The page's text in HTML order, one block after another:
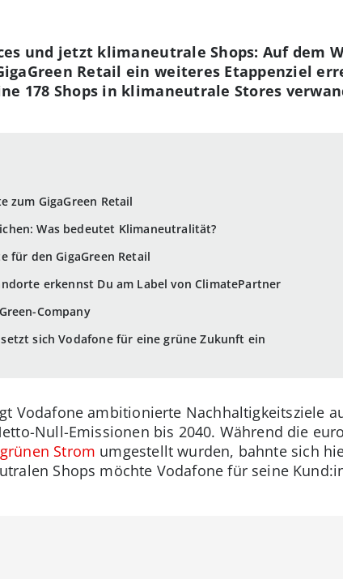
zum GigaGreen Retail
Was bedeutet Klimaneutralität?
für den GigaGreen Retail
erkennst Du am Label von ClimatePartner
Company
sich Vodafone für eine grüne Zukunft ein
und jetzt klimaneutrale Shops: Auf dem
Retail ein weiteres Etappenziel
178 Shops in klimaneutrale Stores
Vodafone ambitionierte Nachhaltigkeitsziele
Null-Emissionen bis 2040. Während die
Strom umgestellt wurden, bahnte sich
Shops möchte Vodafone für seine